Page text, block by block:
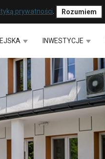
prywatności Rozumiem
INWESTYCJE